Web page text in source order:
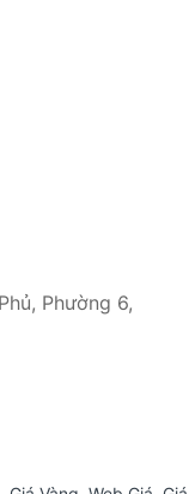
Phường 6,